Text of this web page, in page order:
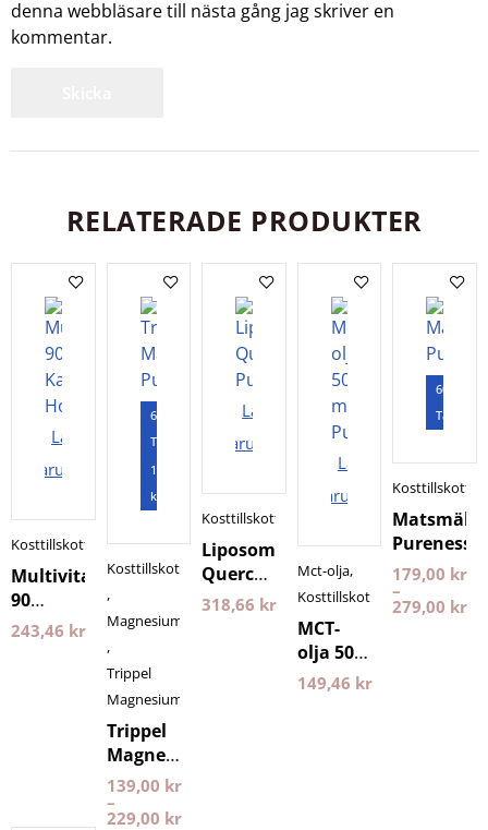
denna webbläsare till nästa gång jag skriver en
kommentar.
RELATERADE PRODUKTER
Lägg i
varukorgen
Kosttillskott
Multivitamin
90
Kapslar
243,46 kr
60
Tabletter
120
kapslar
Kosttillskott
,
Magnesium
,
Trippel
Magnesium
Trippel
Magnesium
Pureness
139,00 kr
–
229,00 kr
Lägg i
varukorgen
Kosttillskott
Liposomal
Quercetin
Purovitalis
318,66 kr
Lägg i
varukorgen
Mct-olja,
Kosttillskott
MCT-
olja 500
ml
149,46 kr
60
Tabletter
Kosttillskott
Pureness
179,00 kr
–
279,00 kr